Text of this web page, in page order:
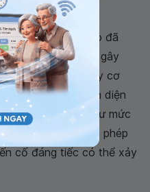
tuần hoàn não đã
yếu tố nguy cơ gây
các yếu tố nguy cơ
hiện sớm sự hiện diện
thay đổi cũng như mức
hoàn não sẽ cho phép
cố đáng tiếc có thể xảy